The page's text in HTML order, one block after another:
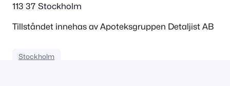
113 37 Stockholm
Tillståndet innehas av Apoteksgruppen Detaljist AB
Stockholm